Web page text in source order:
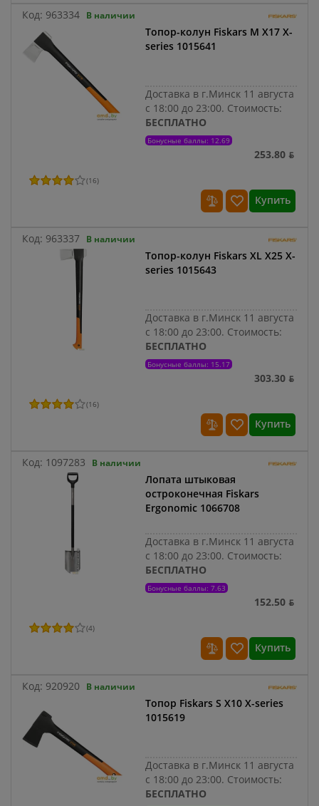
Код: 963334 В наличии
Топор-колун Fiskars M X17 X-
series 1015641
Доставка в г.Минск 11 августа
с 18:00 до 23:00. Стоимость:
БЕСПЛАТНО
Бонусные баллы: 12.69
253.80 ƃ
(16)
Купить
Код: 963337 В наличии
Топор-колун Fiskars XL X25 X-
series 1015643
Доставка в г.Минск 11 августа
с 18:00 до 23:00. Стоимость:
БЕСПЛАТНО
Бонусные баллы: 15.17
303.30 ƃ
(16)
Купить
Код: 1097283 В наличии
Лопата штыковая
остроконечная Fiskars
Ergonomic 1066708
Доставка в г.Минск 11 августа
с 18:00 до 23:00. Стоимость:
БЕСПЛАТНО
Бонусные баллы: 7.63
152.50 ƃ
(4)
Купить
Код: 920920 В наличии
Топор Fiskars S X10 X-series
1015619
Доставка в г.Минск 11 августа
с 18:00 до 23:00. Стоимость:
БЕСПЛАТНО